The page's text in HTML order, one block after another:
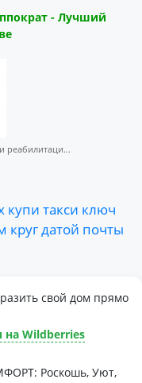
- Лучший
реабилитаци...
купи такси ключ
кругдатой почты
свой дом прямо
на Wildberries
Роскошь, Уют,